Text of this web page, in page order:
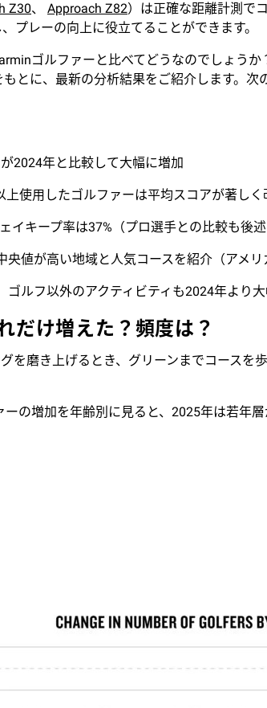
Z30、 Approach Z82）は正確な距離計測で
プレーの向上に役立てることができます。
ゴルファーと比べてどうなのでしょう
とに、最新の分析結果をご紹介します。
2024年と比較して大幅に増加
上使用したゴルファーは平均スコアが著しく
イキープ率は37%（プロ選手との比較も後述
値が高い地域と人気コースを紹介（アメリ
ゴルフ以外のアクティビティも2024年より
だけ増えた？頻度は？
を磨き上げるとき、グリーンまでコース
の増加を年齢別に見ると、2025年は若年